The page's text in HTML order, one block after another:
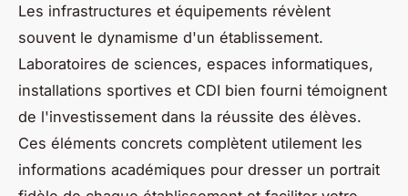
Les infrastructures et équipements révèlent
souvent le dynamisme d'un établissement.
Laboratoires de sciences, espaces informatiques,
installations sportives et CDI bien fourni témoignent
de l'investissement dans la réussite des élèves.
Ces éléments concrets complètent utilement les
informations académiques pour dresser un portrait